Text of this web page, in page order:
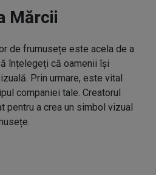
Mărcii
de frumusețe este acela de a
înțelegeți că oamenii își
Prin urmare, este vital
companiei tale. Creatorul
pentru a crea un simbol vizual